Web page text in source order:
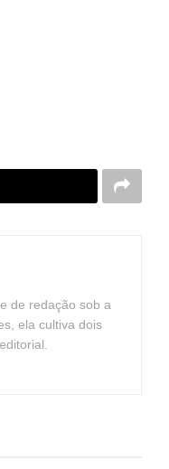
de redação sob a
ela cultiva dois